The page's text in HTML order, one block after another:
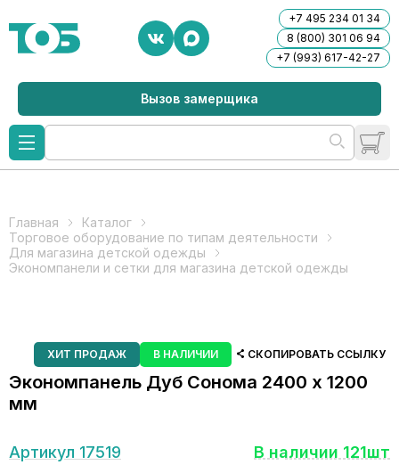
+7 495 234 01 34
8 (800) 301 06 94
+7 (993) 617-42-27
Вызов замерщика
Главная
Каталог
Торговое оборудование по типам деятельности
Для магазина детской одежды
Экономпанели и сетки для магазина детской одежды
ХИТ ПРОДАЖ В НАЛИЧИИ СКОПИРОВАТЬ ССЫЛКУ
Экономпанель Дуб Сонома 2400 х 1200
мм
Артикул 17519 В наличии 121шт